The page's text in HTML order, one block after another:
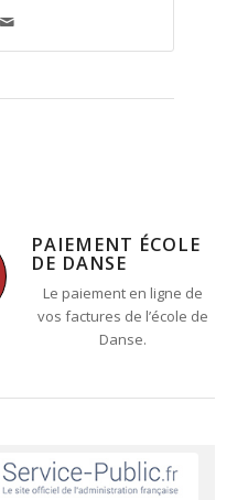
PAIEMENT ÉCOLE
DE DANSE
Le paiement en ligne de
vos factures de l’école de
Danse.